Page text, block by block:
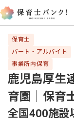
保育士
パート・アルバイト
事業所内保育
鹿児島厚生
育園｜保育
全国400施設